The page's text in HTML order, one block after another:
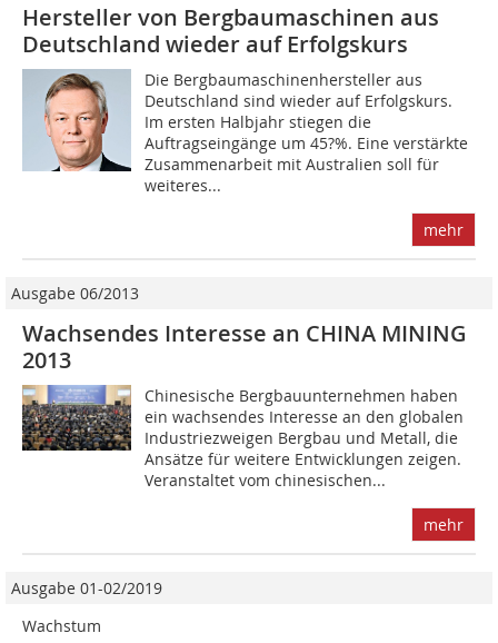
Hersteller von Bergbaumaschinen aus
Deutschland wieder auf Erfolgskurs
Die Bergbaumaschinenhersteller aus
Deutschland sind wieder auf Erfolgskurs.
Im ersten Halbjahr stiegen die
Auftragseingänge um 45?%. Eine verstärkte
Zusammenarbeit mit Australien soll für
weiteres...
mehr
Ausgabe 06/2013
Wachsendes Interesse an CHINA MINING
2013
Chinesische Bergbauunternehmen haben
ein wachsendes Interesse an den globalen
Industriezweigen Bergbau und Metall, die
Ansätze für weitere Entwicklungen zeigen.
Veranstaltet vom chinesischen...
mehr
Ausgabe 01-02/2019
Wachstum